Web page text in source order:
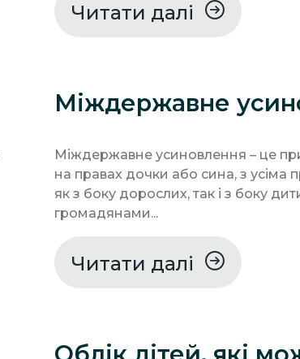
Читати далі
Міждержавне
Міждержавне усиновлення – це
на правах дочки або сина, з усіма
як з боку дорослих, так і з боку
громадянами...
Читати далі